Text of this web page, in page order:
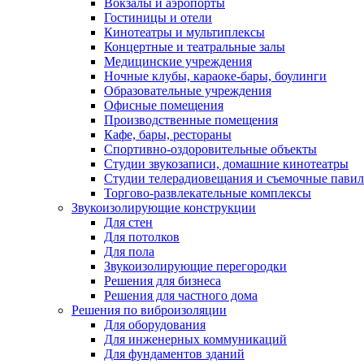
Вокзалы и аэропорты
Гостиницы и отели
Кинотеатры и мультиплексы
Концертные и театральные залы
Медицинские учреждения
Ночные клубы, караоке-бары, боулинги
Образовательные учреждения
Офисные помещения
Производственные помещения
Кафе, бары, рестораны
Спортивно-оздоровительные объекты
Студии звукозаписи, домашние кинотеатры
Студии телерадиовещания и съемочные
Торгово-развлекательные комплексы
Звукоизолирующие конструкции
Для стен
Для потолков
Для пола
Звукоизолирующие перегородки
Решения для бизнеса
Решения для частного дома
Решения по виброизоляции
Для оборудования
Для инженерных коммуникаций
Для фундаментов зданий